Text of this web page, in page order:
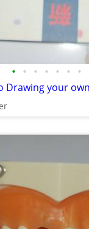
• • • • • • •
Drawing your